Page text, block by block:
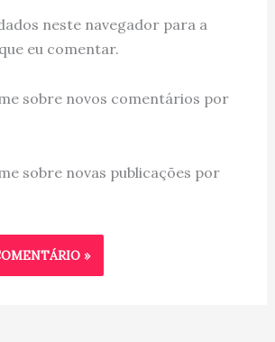
neste navegador para a
eu comentar.
sobre novos comentários por
sobre novas publicações por